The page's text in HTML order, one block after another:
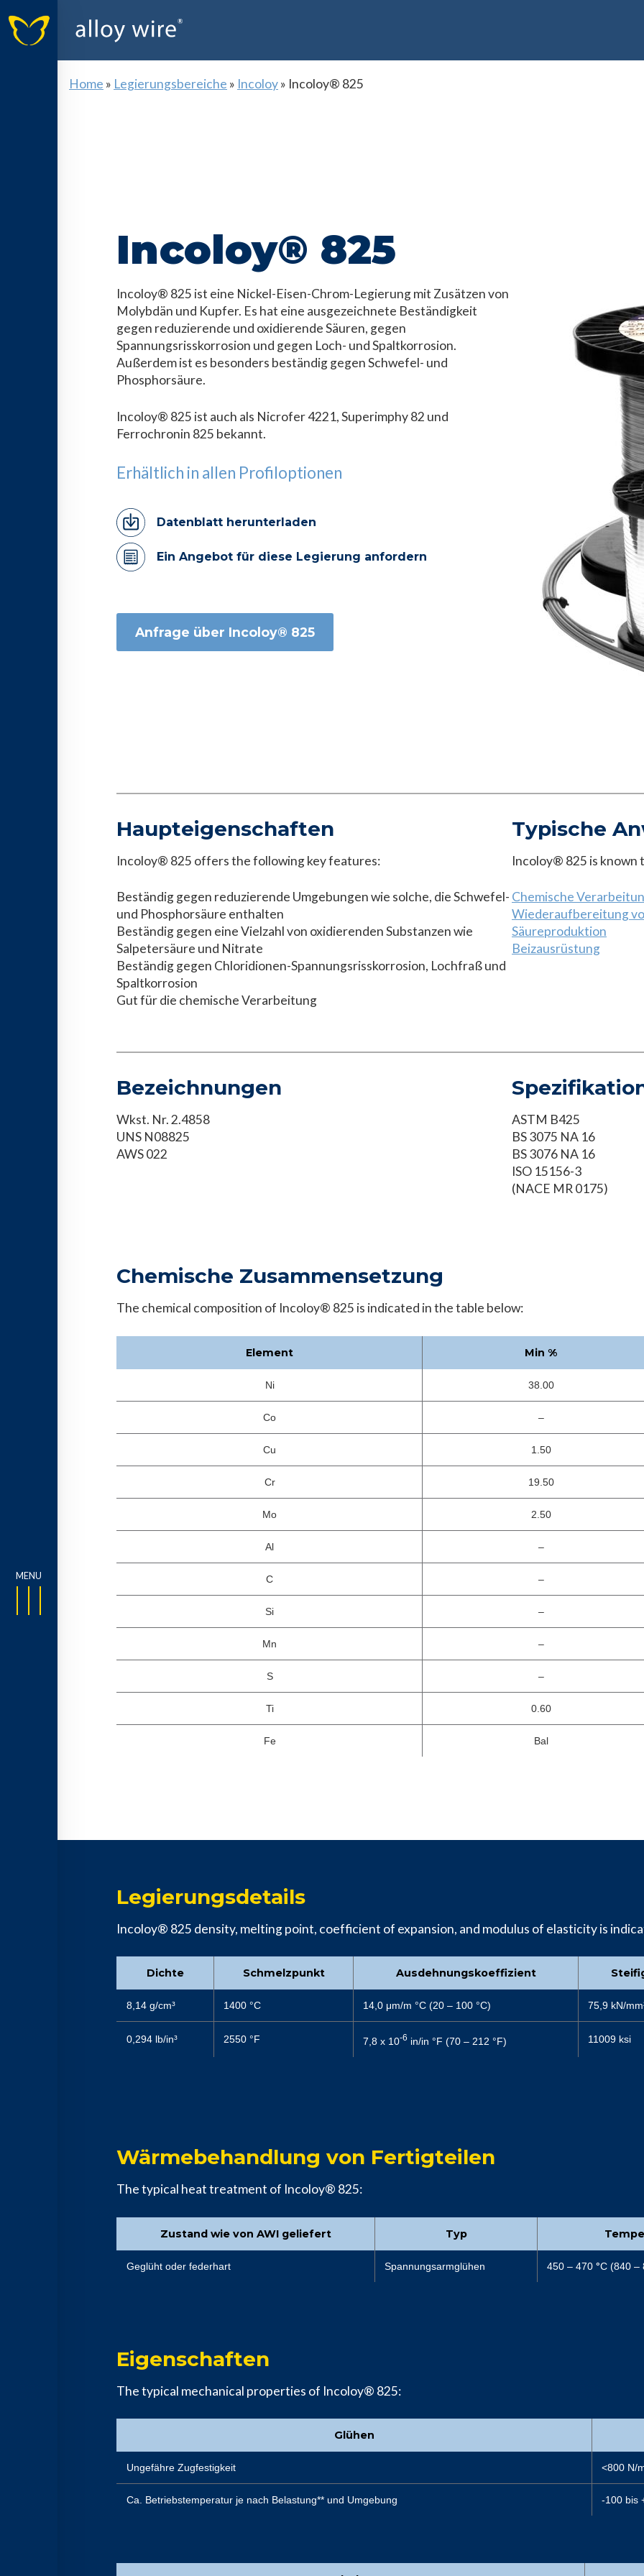
Home » Legierungsbereiche » Incoloy» Incoloy® 825
Incoloy® 825
Incoloy® 825 ist eine Nickel-Eisen-Chrom-Legierung mit Zusätzen von
Molybdän und Kupfer. Es hat eine ausgezeichnete Beständigkeit
gegen reduzierende und oxidierende Säuren, gegen
Spannungsrisskorrosion und gegen Loch- und Spaltkorrosion.
Außerdem ist es besonders beständig gegen Schwefel- und
Phosphorsäure.
Incoloy® 825 ist auch als Nicrofer 4221, Superimphy 82 und
Ferrochronin 825 bekannt.
Erhältlich in allen Profiloptionen
Datenblatt herunterladen
Ein Angebot für diese Legierung anfordern
Anfrage über Incoloy® 825
Haupteigenschaften
Incoloy® 825 offers the following key features:
Beständig gegen reduzierende Umgebungen wie solche, die Schwefel-
und Phosphorsäure enthalten
Beständig gegen eine Vielzahl von oxidierenden Substanzen wie
Salpetersäure und Nitrate
Beständig gegen Chloridionen-Spannungsrisskorrosion, Lochfraß und
Spaltkorrosion
Gut für die chemische Verarbeitung
Typische
Incoloy® 825 is known
Chemische
Wiederaufbereitung
Säureproduktion
Beizausrüstung
Bezeichnungen
Wkst. Nr. 2.4858
UNS N08825
AWS 022
ASTM B425
BS 3075 NA 16
BS 3076 NA 16
ISO 15156-3
(NACE MR 0175)
Chemische Zusammensetzung
The chemical composition of Incoloy® 825 is indicated in the table below:
Element Min %
Ni 38.00
Co –
Cu 1.50
Cr 19.50
Mo 2.50
Al –
C –
Si –
Mn –
S –
Ti 0.60
Fe Bal
Legierungsdetails
Incoloy® 825 density, melting point, coefficient of expansion, and modulus of elasticity is
Dichte Schmelzpunkt Ausdehnungskoeffizient
8,14 g/cm³ 1400 °C 14,0 μm/m °C (20 – 100 °C) 75,9 kN/
0,294 lb/in³ 2550 °F 7,8 x 10-6 in/in °F (70 – 212 °F) 11009 ksi
Wärmebehandlung von Fertigteilen
The typical heat treatment of Incoloy® 825:
Zustand wie von AWI geliefert Typ
Geglüht oder federhart Spannungsarmglühen 450 – 470 °C (840 –
Eigenschaften
The typical mechanical properties of Incoloy® 825:
Glühen
Ungefähre Zugfestigkeit <800 N/
Ca. Betriebstemperatur je nach Belastung** und Umgebung -100 bis